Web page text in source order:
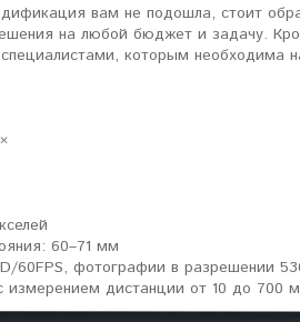
вам не подошла, стоит
на любой бюджет и задачу.
которым необходима
60–71 мм
60FPS, фотографии в разрешении
дистанции от 10 до 700